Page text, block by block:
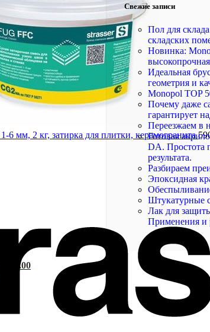
Свежие записи
Пол для
складских
Новинка:
Идеальная
геометрия и
Monopol TOP
Почему даже
гарантирует
Переезжаем в
Готовая
DA. Простота
результата.
Разбираем
Эпоксидная
Штукатурные
Лак для
Применения и
20.00
6 мм, 2 кг, затирка для плитки, керамогранита